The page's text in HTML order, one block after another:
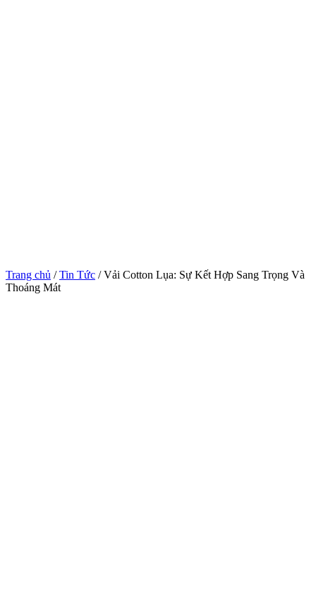
Trang chủ /Tin Tức / Vải Cotton Lụa: Sự Kết Hợp Sang Trọng Và
Thoáng Mát